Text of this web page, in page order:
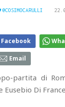
@COSIMOCARULLI
Facebook
Email
partita di
Eusebio Di